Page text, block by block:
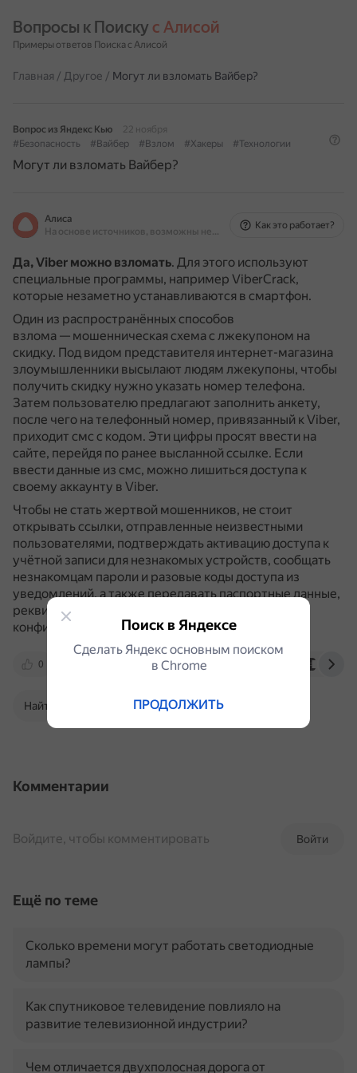
Вопросы к Поиску с Алисой
Примеры ответов Поиска с Алисой
Главная / Другое / Могут ли взломать Вайбер?
Вопрос из Яндекс Кью
22 ноября
#Безопасность
#Вайбер #Взлом #Хакеры #Технологии
Могут ли взломать Вайбер?
Алиса
На основе источников, возможны неточности
Как это работает?
Да, Viber можно взломать. Для этого используют
специальные программы, например ViberCrack,
которые незаметно устанавливаются в смартфон.
Один из распространённых способов
взлома — мошенническая схема с лжекупоном на
скидку. Под видом представителя интернет-магазина
злоумышленники высылают людям лжекупоны, чтобы
получить скидку нужно указать номер телефона.
Затем пользователю предлагают заполнить анкету,
после чего на телефонный номер, привязанный к Viber,
приходит смс с кодом. Эти цифры просят ввести на
сайте, перейдя по ранее высланной ссылке. Если
ввести данные из смс, можно лишиться доступа к
своему аккаунту в Viber.
Чтобы не стать жертвой мошенников, не стоит
открывать ссылки, отправленные неизвестными
пользователями, подтверждать активацию доступа к
учётной записи для незнакомых устройств, сообщать
незнакомцам пароли и разовые коды доступа из
уведомлений, а также передавать паспортные данные,
реквизиты банковских карт и другую
конфиденциальную информацию.
0 tochka.by www.chipmaker.ru xakep.ru
Найти в Поиске
Комментарии
Войти
Войдите, чтобы комментировать
Ещё по теме
Сколько времени могут работать светодиодные
лампы?
Как спутниковое телевидение повлияло на
развитие телевизионной индустрии?
Чем отличается двухполосная дорога от
Поиск в Яндексе
Сделать Яндекс основным поиском
в Сhrome
ПРОДОЛЖИТЬ